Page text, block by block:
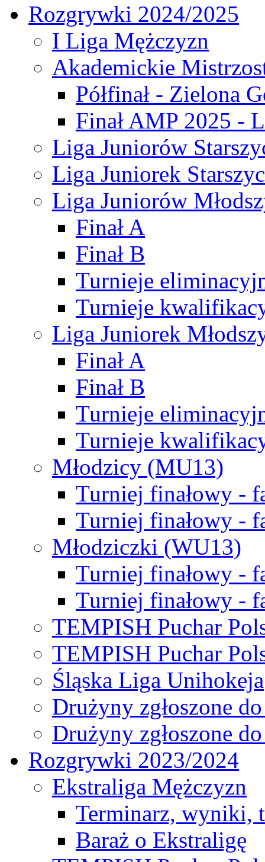
Rozgrywki 2024/2025
I Liga Mężczyzn
Akademickie
Półfinał - Zielona
Finał AMP 2025 -
Liga Juniorów
Liga Juniorek
Liga Juniorów
Finał A
Finał B
Turnieje
Turnieje
Liga Juniorek
Finał A
Finał B
Turnieje
Turnieje
Młodzicy (MU13)
Turniej finałowy -
Turniej finałowy -
Młodziczki (WU13)
Turniej finałowy -
Turniej finałowy -
TEMPISH Puchar
TEMPISH Puchar
Śląska Liga Unihokeja
Drużyny zgłoszone
Drużyny zgłoszone
Rozgrywki 2023/2024
Ekstraliga Mężczyzn
Terminarz, wyniki,
Baraż o Ekstraligę